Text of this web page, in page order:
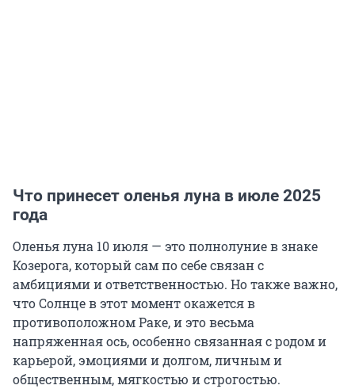
Что принесет оленья луна в июле 2025
года
Оленья луна 10 июля — это полнолуние в знаке
Козерога, который сам по себе связан с
амбициями и ответственностью. Но также важно,
что Солнце в этот момент окажется в
противоположном Раке, и это весьма
напряженная ось, особенно связанная с родом и
карьерой, эмоциями и долгом, личным и
общественным, мягкостью и строгостью.